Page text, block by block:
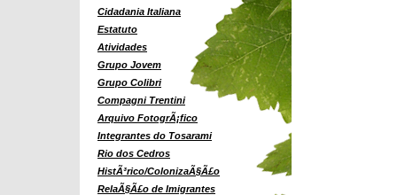
Cidadania Italiana
Estatuto
Atividades
Grupo Jovem
Grupo Colibri
Compagni Trentini
Arquivo FotogrÃ¡fico
Integrantes do Tosarami
Rio dos Cedros
HistÃ³rico/ColonizaÃ§Ã£o
RelaÃ§Ã£o de Imigrantes